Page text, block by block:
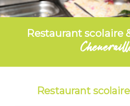
Restaurant scolaire
Restaurant